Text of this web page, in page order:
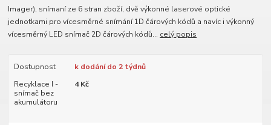
Imager), snímaní ze 6 stran zboží, dvě výkonné laserové optické
jednotkami pro vícesměrné snímání 1D čárových kódů a navíc i výkonný
vícesměrný LED snímač 2D čárových kódů... celý popis
Dostupnost
k dodání do 2 týdnů
Recyklace I -
snímač bez
akumulátoru
4 Kč